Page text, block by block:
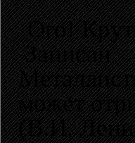
Ого!
Записан
может
(В.И.